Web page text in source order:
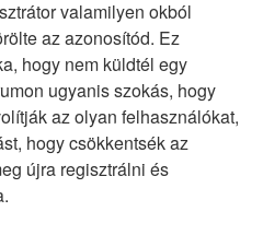
valamilyen okból
az azonosítód. Ez
hogy nem küldtél egy
ugyanis szokás, hogy
az olyan felhasználókat,
hogy csökkentsék az
újra regisztrálni és